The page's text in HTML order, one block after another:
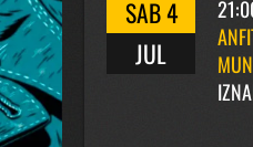
SAB 4
JUL